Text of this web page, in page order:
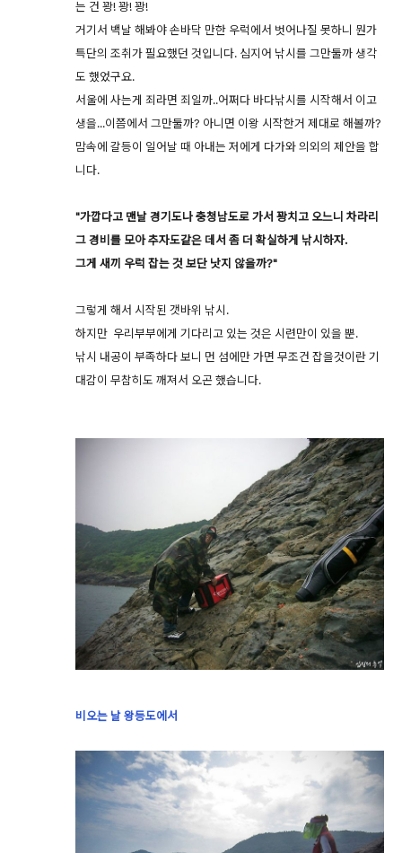
는 건 꽝! 꽝! 꽝!
거기서 백날 해봐야 손바닥 만한 우럭에서 벗어나질 못하니 뭔가
특단의 조취가 필요했던 것입니다. 심지어 낚시를 그만둘까 생각
도 했었구요.
서울에 사는게 죄라면 죄일까..어쩌다 바다낚시를 시작해서 이고
생을...이쯤에서 그만둘까? 아니면 이왕 시작한거 제대로 해볼까?
맘속에 갈등이 일어날 때 아내는 저에게 다가와 의외의 제안을 합
니다.
"가깝다고 맨날 경기도나 충청남도로 가서 꽝치고 오느니 차라리
그 경비를 모아 추자도같은 데서 좀 더 확실하게 낚시하자.
그게 새끼 우럭 잡는 것 보단 낫지 않을까?"
그렇게 해서 시작된 갯바위 낚시.
하지만 우리부부에게 기다리고 있는 것은 시련만이 있을 뿐.
낚시 내공이 부족하다 보니 먼 섬에만 가면 무조건 잡을것이란 기
대감이 무참히도 깨져서 오곤 했습니다.
비오는 날 왕등도에서